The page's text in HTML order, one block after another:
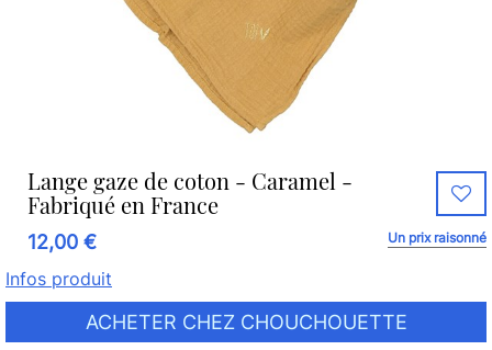
Lange gaze de coton - Caramel -
Fabriqué en France
12,00 € Un prix raisonné
Infos produit
ACHETER CHEZ CHOUCHOUETTE